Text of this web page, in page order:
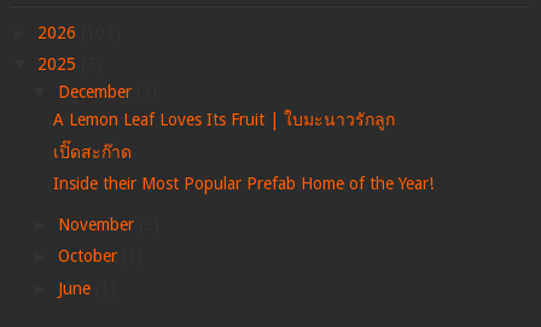
2026
2025
December
A Lemon Leaf Loves Its Fruit | ใบมะนาวรักลูก
เปิ๊ดสะก๊าด
Inside their Most Popular Prefab Home of the Year!
November
October
June